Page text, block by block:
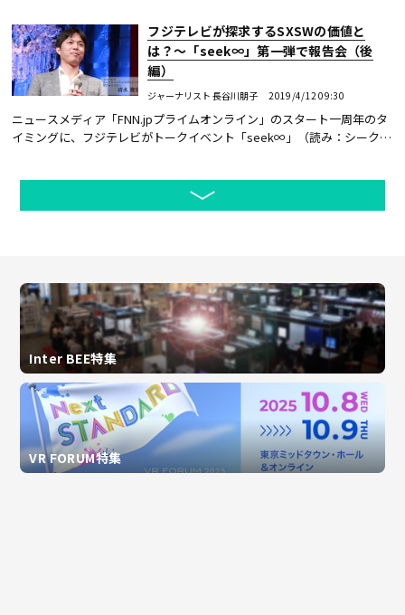
フジテレビが探求するSXSWの価値と
は？〜「seek∞」第一弾で報告会（後
編）
ジャーナリスト 長谷川朋子 2019/4/12 09:30
ニュースメディア「FNN.jpプライムオンライン」のスタート一周年のタ
イミングに、フジテレビがトークイベント「seek∞」（読み：シーク）
Inter BEE特集
VR FORUM特集